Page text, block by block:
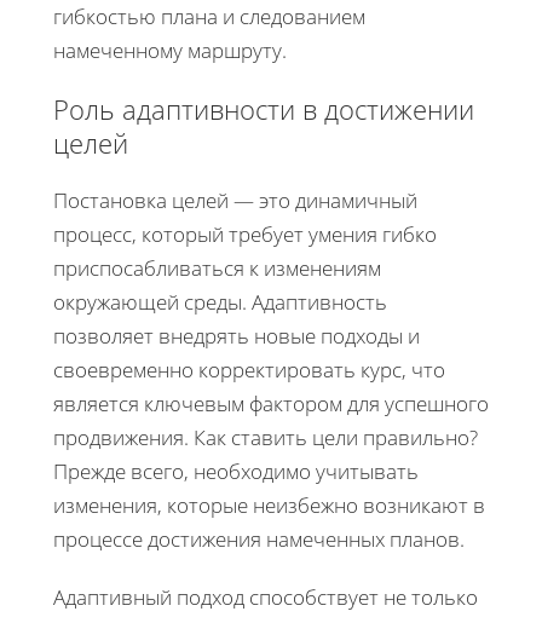
гибкостью плана и следованием
намеченному маршруту.
Роль адаптивности в достижении
целей
Постановка целей — это динамичный
процесс, который требует умения гибко
приспосабливаться к изменениям
окружающей среды. Адаптивность
позволяет внедрять новые подходы и
своевременно корректировать курс, что
является ключевым фактором для успешного
продвижения. Как ставить цели правильно?
Прежде всего, необходимо учитывать
изменения, которые неизбежно возникают в
процессе достижения намеченных планов.
Адаптивный подход способствует не только